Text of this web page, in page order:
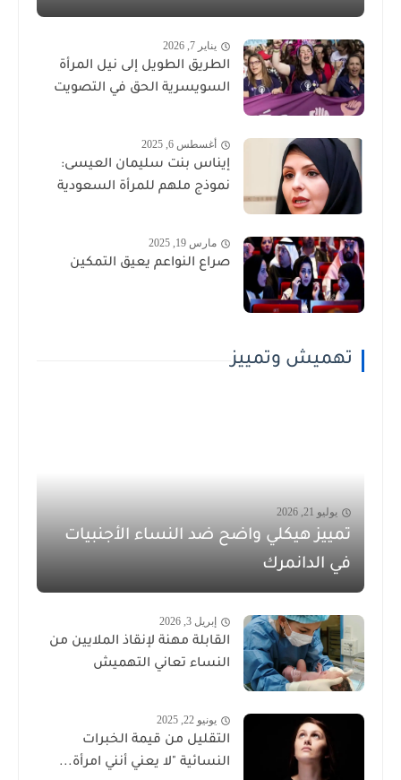
يناير 7, 2026
الطريق الطويل إلى نيل المرأة
السويسرية الحق في التصويت
أغسطس 6, 2025
إيناس بنت سليمان العيسى:
نموذج ملهم للمرأة السعودية
مارس 19, 2025
صراع النواعم يعيق التمكين
تهميش وتمييز
يوليو 21, 2026
تمييز هيكلي واضح ضد النساء الأجنبيات
في الدانمرك
إبريل 3, 2026
القابلة مهنة لإنقاذ الملايين من
النساء تعاني التهميش
يونيو 22, 2025
التقليل من قيمة الخبرات
النسائية "لا يعني أنني امرأة...